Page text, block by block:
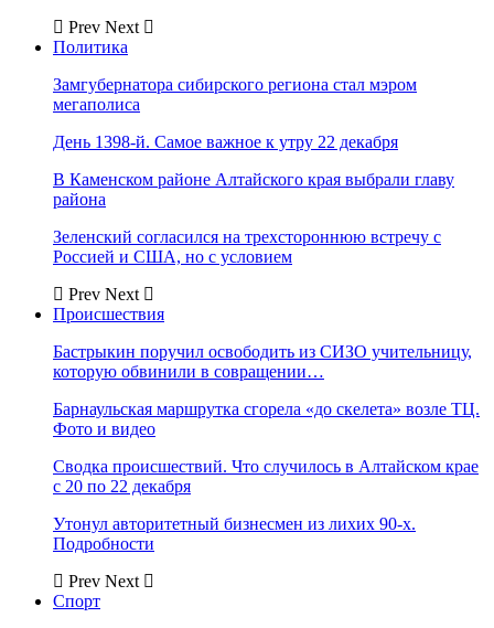
Prev Next
Политика
Замгубернатора сибирского региона стал мэром
мегаполиса
День 1398-й. Самое важное к утру 22 декабря
В Каменском районе Алтайского края выбрали главу
района
Зеленский согласился на трехстороннюю встречу с
Россией и США, но с условием
Prev Next
Происшествия
Бастрыкин поручил освободить из СИЗО учительницу,
которую обвинили в совращении…
Барнаульская маршрутка сгорела «до скелета» возле ТЦ.
Фото и видео
Сводка происшествий. Что случилось в Алтайском крае
с 20 по 22 декабря
Утонул авторитетный бизнесмен из лихих 90-х.
Подробности
Prev Next
Спорт